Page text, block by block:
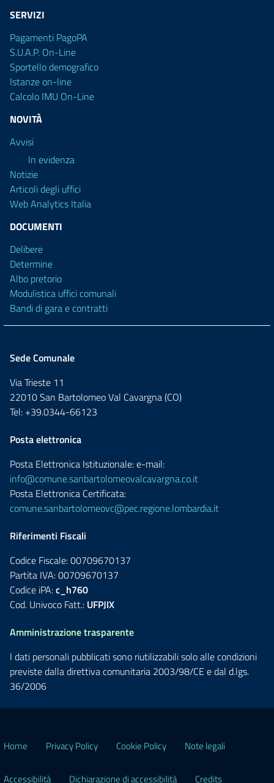
SERVIZI
Pagamenti PagoPA
S.U.A.P. On-Line
Sportello demografico
Istanze on-line
Calcolo IMU On-Line
NOVITÀ
Avvisi
In evidenza
Notizie
Articoli degli uffici
Web Analytics Italia
DOCUMENTI
Delibere
Determine
Albo pretorio
Modulistica uffici comunali
Bandi di gara e contratti
Sede Comunale
Via Trieste 11
22010 San Bartolomeo Val Cavargna (CO)
Tel: +39.0344-66123
Posta elettronica
Posta Elettronica Istituzionale: e-mail:
info@comune.sanbartolomeovalcavargna.co.it
Posta Elettronica Certificata:
comune.sanbartolomeovc@pec.regione.lombardia.it
Riferimenti Fiscali
Codice Fiscale: 00709670137
Partita IVA: 00709670137
Codice iPA:c_h760
Cod. Univoco Fatt.: UFPJIX
Amministrazione trasparente
I dati personali pubblicati sono riutilizzabili solo alle condizioni
previste dalla direttiva comunitaria 2003/98/CE e dal d.lgs.
36/2006
Home Privacy Policy Cookie Policy Note legali
Accessibilità Dichiarazione di accessibilità Credits